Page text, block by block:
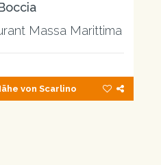
Massa Marittima
von Scarlino